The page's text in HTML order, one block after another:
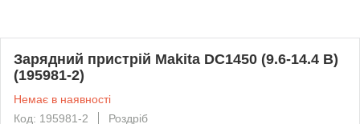
Зарядний пристрій Makita DC1450 (9.6-14.4 В)
(195981-2)
Немає в наявності
Код: 195981-2
Роздріб